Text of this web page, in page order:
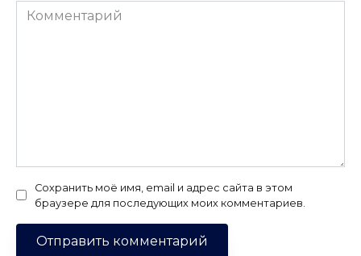
Комментарий
Сохранить моё имя, email и адрес сайта в этом
браузере для последующих моих комментариев.